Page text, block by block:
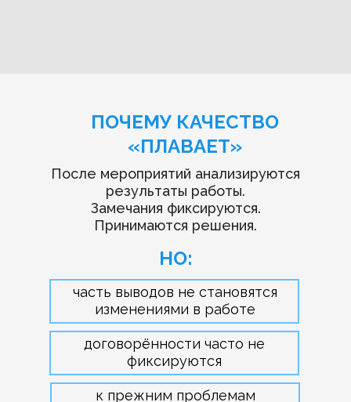
к прежним проблемам
договорённости часто не
фиксируются
часть выводов не становятся
изменениями в работе
НО:
ПОЧЕМУ КАЧЕСТВО
«ПЛАВАЕТ»
После мероприятий анализируются
результаты работы.
Замечания фиксируются.
Принимаются решения.